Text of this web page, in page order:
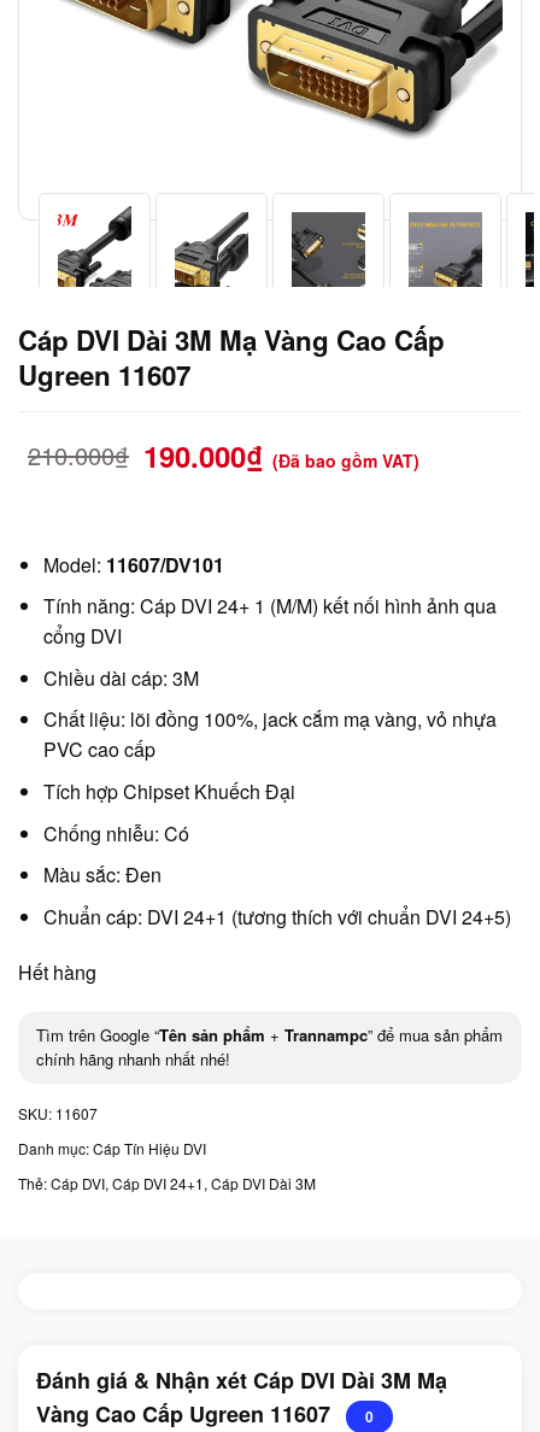
Cáp DVI Dài 3M Mạ Vàng Cao Cấp
Ugreen 11607
210.000₫ 190.000₫ (Đã bao gồm VAT)
Model: 11607/DV101
Tính năng: Cáp DVI 24+ 1 (M/M) kết nối hình ảnh qua
cổng DVI
Chiều dài cáp: 3M
Chất liệu: lõi đồng 100%, jack cắm mạ vàng, vỏ nhựa
PVC cao cấp
Tích hợp Chipset Khuếch Đại
Chống nhiễu: Có
Màu sắc: Đen
Chuẩn cáp: DVI 24+1 (tương thích với chuẩn DVI 24+5)
Hết hàng
Tìm trên Google “Tên sản phẩm + Trannampc” để mua sản phẩm
chính hãng nhanh nhất nhé!
SKU: 11607
Danh mục:Cáp Tín Hiệu DVI
Thẻ:Cáp DVI, Cáp DVI 24+1, Cáp DVI Dài 3M
Đánh giá & Nhận xét Cáp DVI Dài 3M Mạ
Vàng Cao Cấp Ugreen 11607
0